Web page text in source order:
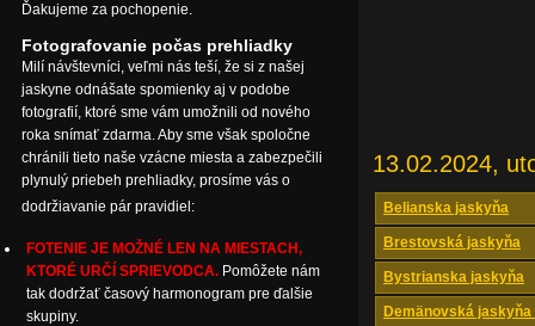
13.02.2024,
Belianska jaskyňa
Brestovská jaskyňa
Bystrianska jaskyňa
Demänovská
Ďakujeme za pochopenie.
Fotografovanie počas prehliadky
Milí návštevníci, veľmi nás teší, že si z našej
jaskyne odnášate spomienky aj v podobe
fotografií, ktoré sme vám umožnili od nového
roka snímať zdarma. Aby sme však spoločne
chránili tieto naše vzácne miesta a zabezpečili
plynulý priebeh prehliadky, prosíme vás o
dodržiavanie pár pravidiel:
FOTENIE JE MOŽNÉ LEN NA MIESTACH,
KTORÉ URČÍ SPRIEVODCA. Pomôžete nám
tak dodržať časový harmonogram pre ďalšie
skupiny.